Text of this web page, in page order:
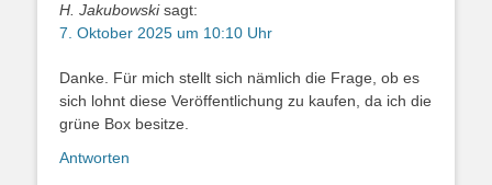
H. Jakubowski sagt:
7. Oktober 2025 um 10:10 Uhr
Danke. Für mich stellt sich nämlich die Frage, ob es
sich lohnt diese Veröffentlichung zu kaufen, da ich die
grüne Box besitze.
Antworten